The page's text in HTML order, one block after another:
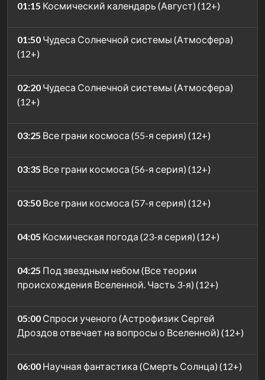
01:15 Космический календарь (Август) (12+)
01:50 Чудеса Солнечной системы (Атмосфера)
(12+)
02:20 Чудеса Солнечной системы (Атмосфера)
(12+)
03:25 Все грани космоса (55-я серия) (12+)
03:35 Все грани космоса (56-я серия) (12+)
03:50 Все грани космоса (57-я серия) (12+)
04:05 Космическая погода (23-я серия) (12+)
04:25 Под звездным небом (Все теории
происхождения Вселенной. Часть 3-я) (12+)
05:00 Спроси ученого (Астрофизик Сергей
Дроздов отвечает на вопросы о Вселенной) (12+)
06:00 Научная фантастика (Смерть Солнца) (12+)